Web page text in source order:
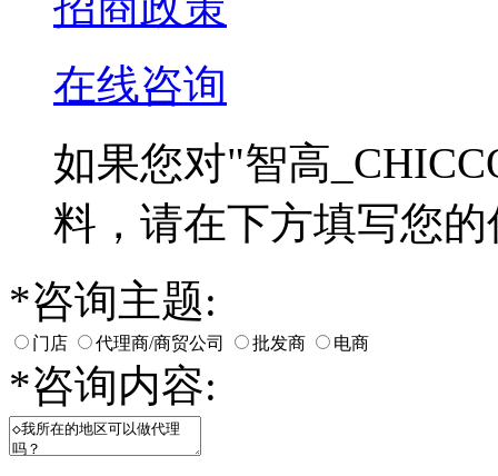
在线咨询
如果您对"智高
料，请在下方填写您
*咨询主题:
门店 代理商/商贸公司 批发商 电商
*咨询内容: